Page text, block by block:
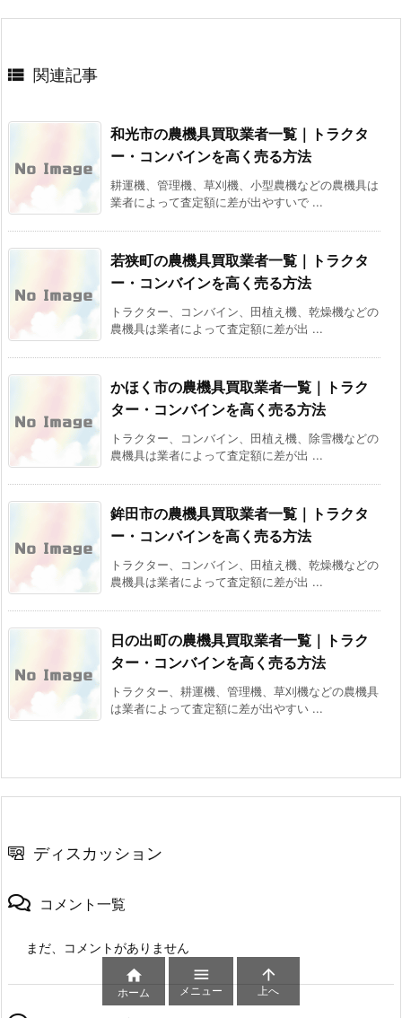
 関連記事
和光市の農機具買取業者一覧｜トラクタ
ー・コンバインを高く売る方法
耕運機、管理機、草刈機、小型農機などの農機具は
業者によって査定額に差が出やすいで ...
若狭町の農機具買取業者一覧｜トラクタ
ー・コンバインを高く売る方法
トラクター、コンバイン、田植え機、乾燥機などの
農機具は業者によって査定額に差が出 ...
かほく市の農機具買取業者一覧｜トラク
ター・コンバインを高く売る方法
トラクター、コンバイン、田植え機、除雪機などの
農機具は業者によって査定額に差が出 ...
鉾田市の農機具買取業者一覧｜トラクタ
ー・コンバインを高く売る方法
トラクター、コンバイン、田植え機、乾燥機などの
農機具は業者によって査定額に差が出 ...
日の出町の農機具買取業者一覧｜トラク
ター・コンバインを高く売る方法
トラクター、耕運機、管理機、草刈機などの農機具
は業者によって査定額に差が出やすい ...
ディスカッション
コメント一覧
まだ、コメントがありません

ホーム

メニュー

上へ